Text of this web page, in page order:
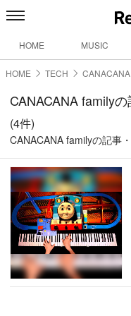
HOME MUSIC
HOME TECH
CANACANA family
(4件)
CANACANA familyの記事